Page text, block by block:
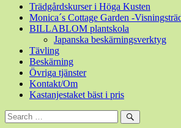
Trädgårdskurser i Höga Kusten
Monica´s Cottage Garden -
BILLABLOM plantskola
Japanska beskärningsverktyg
Tävling
Beskärning
Övriga tjänster
Kontakt/Om
Kastanjestaket bäst i pris
Sök
efter: